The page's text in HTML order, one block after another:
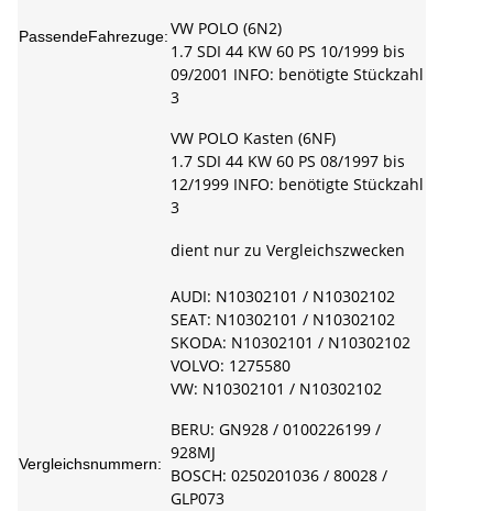
PassendeFahrezuge:VW POLO (6N2)
1.7 SDI 44 KW 60 PS 10/1999 bis
09/2001 INFO: benötigte Stückzahl
3
VW POLO Kasten (6NF)
1.7 SDI 44 KW 60 PS 08/1997 bis
12/1999 INFO: benötigte Stückzahl
3
Vergleichsnummern:
dient nur zu Vergleichszwecken
AUDI: N10302101 / N10302102
SEAT: N10302101 / N10302102
SKODA: N10302101 / N10302102
VOLVO: 1275580
VW: N10302101 / N10302102
BERU: GN928 / 0100226199 /
928MJ
BOSCH: 0250201036 / 80028 /
GLP073